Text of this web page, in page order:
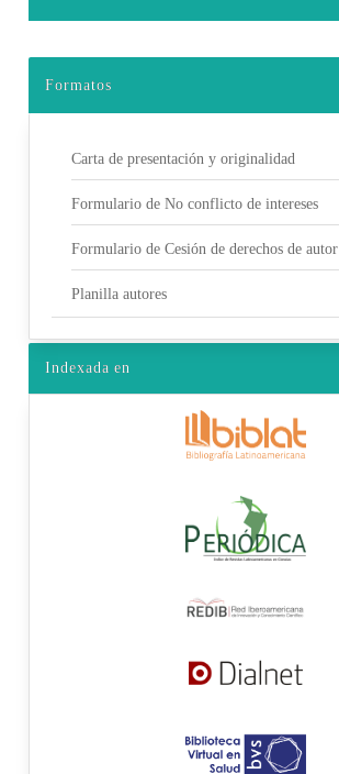
Formatos
Carta de presentación y originalidad
Formulario de No conflicto de intereses
Formulario de Cesión de derechos de autor
Planilla autores
Indexada en